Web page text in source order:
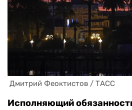
Дмитрий Феоктистов / ТАСС
Исполняющий